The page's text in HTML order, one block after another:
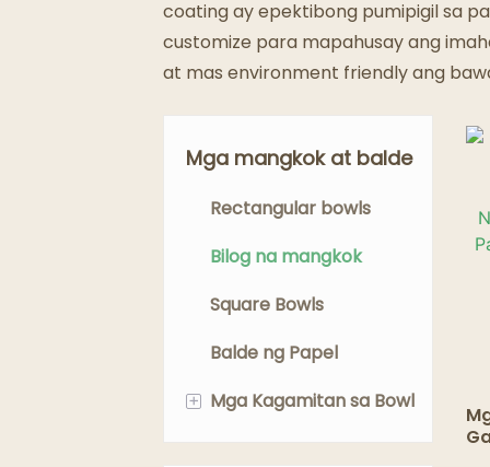
coating ay epektibong pumipigil sa
customize para mapahusay ang
at mas environment friendly ang
Mga mangkok at balde
Rectangular bowls
Bilog na mangkok
Square Bowls
Balde ng Papel
+ Mga Kagamitan sa Bowl
Bowl Lids